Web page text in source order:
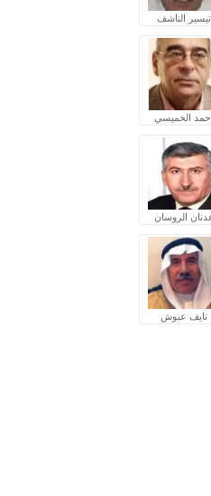
تيسير الناشف
الخميسي
الروسان
نايف عبوش